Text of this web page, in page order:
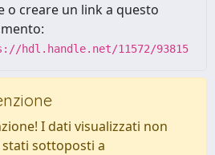
o creare un link a questo
hdl.handle.net/11572/93815
I dati visualizzati non
sottoposti a